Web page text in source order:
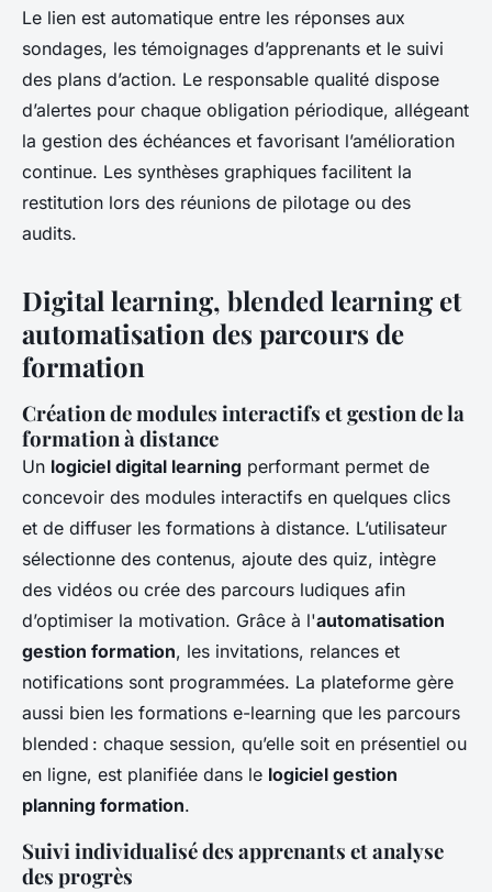
Le lien est automatique entre les réponses aux
sondages, les témoignages d’apprenants et le suivi
des plans d’action. Le responsable qualité dispose
d’alertes pour chaque obligation périodique, allégeant
la gestion des échéances et favorisant l’amélioration
continue. Les synthèses graphiques facilitent la
restitution lors des réunions de pilotage ou des
audits.
Digital learning, blended learning et
automatisation des parcours de
formation
Création de modules interactifs et gestion de la
formation à distance
Un logiciel digital learning performant permet de
concevoir des modules interactifs en quelques clics
et de diffuser les formations à distance. L’utilisateur
sélectionne des contenus, ajoute des quiz, intègre
des vidéos ou crée des parcours ludiques afin
d’optimiser la motivation. Grâce à l'automatisation
gestion formation, les invitations, relances et
notifications sont programmées. La plateforme gère
aussi bien les formations e-learning que les parcours
blended : chaque session, qu’elle soit en présentiel ou
en ligne, est planifiée dans le logiciel gestion
planning formation.
Suivi individualisé des apprenants et analyse
des progrès